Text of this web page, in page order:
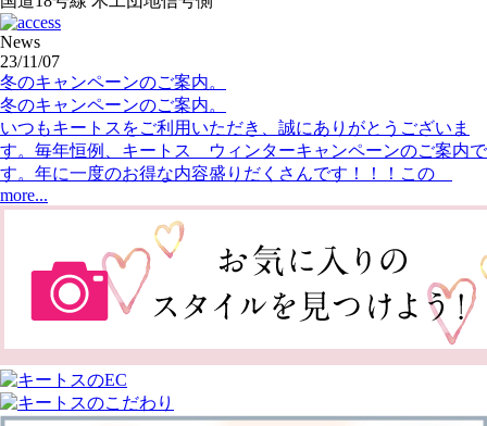
News
23/11/07
冬のキャンペーンのご案内。
冬のキャンペーンのご案内。
いつもキートスをご利用いただき、誠にありがとうございま
す。毎年恒例、キートス ウィンターキャンペーンのご案内で
す。年に一度のお得な内容盛りだくさんです！！！この
more...